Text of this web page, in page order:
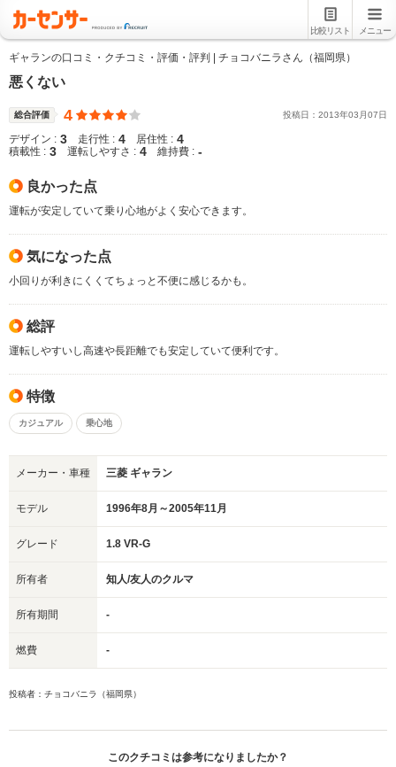
比較リスト メニュー
ギャランの口コミ・クチコミ・評価・評判 | チョコバニラさん（福岡県）
悪くない
総合評価 4 投稿日： 2013年03 月07日
デザイン : 3 走行性 : 4 居住性 : 4
積載性 : 3 運転しやすさ : 4 維持費 : -
良かった点
運転が安定していて乗り心地がよく安心できます。
気になった点
小回りが利きにくくてちょっと不便に感じるかも。
総評
運転しやすいし高速や長距離でも安定していて便利です。
特徴
カジュアル 乗心地
メーカー・車種 三菱 ギャラン
モデル 1996年8月～2005年11月
グレード 1.8 VR-G
所有者 知人/友人のクルマ
所有期間 -
燃費 -
投稿者：チョコバニラ（福岡県）
このクチコミは参考になりましたか？